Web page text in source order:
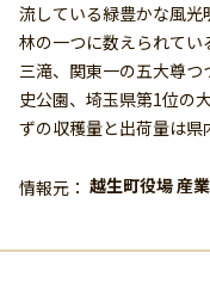
流している緑豊かな風
林の一つに数えられて
三滝、関東一の五大尊
史公園、埼玉県第1位の
ずの収穫量と出荷量は県
情報元： 越生町役場 産